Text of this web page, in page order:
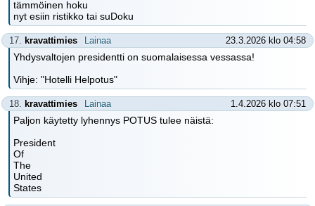
tämmöinen hoku
nyt esiin ristikko tai suDoku
17. kravattimies Lainaa 23.3.2026 klo 04:58
Yhdysvaltojen presidentti on suomalaisessa vessassa!
Vihje: "Hotelli Helpotus"
18. kravattimies Lainaa 1.4.2026 klo 07:51
Paljon käytetty lyhennys POTUS tulee näistä:
President
Of
The
United
States